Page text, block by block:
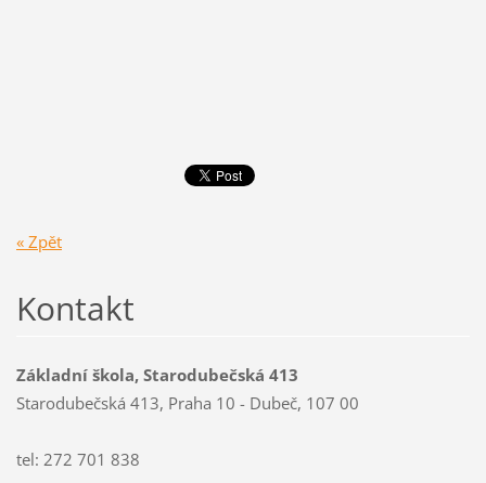
« Zpět
Kontakt
Základní škola, Starodubečská 413
Starodubečská 413, Praha 10 - Dubeč, 107 00
tel: 272 701 838